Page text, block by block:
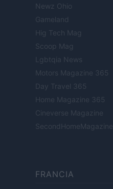
Newz Ohio
Gameland
Hig Tech Mag
Scoop Mag
Lgbtqia News
Motors Magazine 365
Day Travel 365
Home Magazine 365
Cineverse Magazine
SecondHomeMagazine
FRANCIA